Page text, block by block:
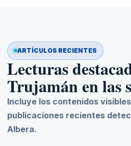
ARTÍCULOS RECIENTES
Lecturas
Trujamán en las
Incluye los contenidos
publicaciones recientes
Albera.